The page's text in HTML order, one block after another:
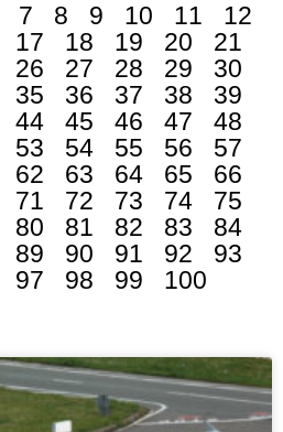
7 8 9 10 11
12
17 18 19 20
21
26 27 28 29
30
35 36 37 38
39
44 45 46 47
48
53 54 55 56
57
62 63 64 65
66
71 72 73 74
75
80 81 82 83
84
89 90 91 92
93
97 98 99 100